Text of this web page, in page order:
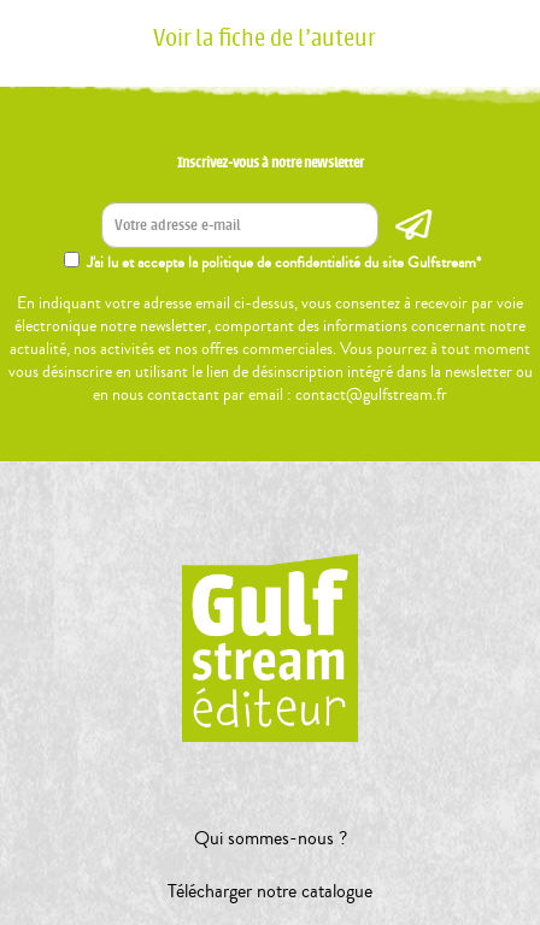
Voir la fiche de l'auteur
Inscrivez-vous à notre newsletter
J'ai lu et accepte la politique de confidentialité du site Gulfstream*
En indiquant votre adresse email ci-dessus, vous consentez à recevoir par voie
électronique notre newsletter, comportant des informations concernant notre
actualité, nos activités et nos offres commerciales. Vous pourrez à tout moment
vous désinscrire en utilisant le lien de désinscription intégré dans la newsletter ou
en nous contactant par email : contact@gulfstream.fr
Qui sommes-nous ?
Télécharger notre catalogue